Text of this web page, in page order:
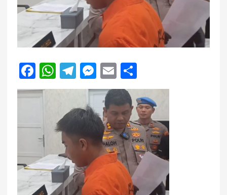
F
a
c
b
o
o
k
W
h
ts
A
p
p
T
el
e
g
r
a
m
M
e
ss
e
n
g
er
E
m
ai
l
h
a
re